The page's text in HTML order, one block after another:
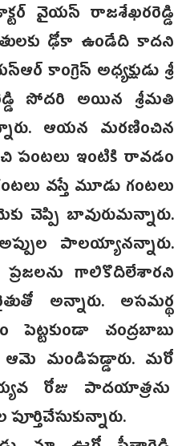
వైయస్ రాజశేఖరరెడ్డి
ఢోకా ఉండేది కాదని
అధ్యక్షుడు శ్రీ
సోదరి అయిన శ్రీమతి
ఆయన మరణించిన
పంటలు ఇంటికి రావడం
వస్తే మూడు గంటలు
చెప్పి బావురుమన్నారు.
పాలయ్యానన్నారు.
ప్రజలను గాలికొదిలేశారని
అన్నారు. అసమర్థ
పెట్టకుండా చంద్రబాబు
మండిపడ్డారు. మరో
రోజు పాదయాత్రను